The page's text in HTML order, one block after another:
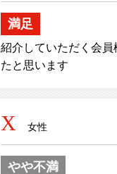
満足
紹介していただく会
たと思います
X 女性
やや不満